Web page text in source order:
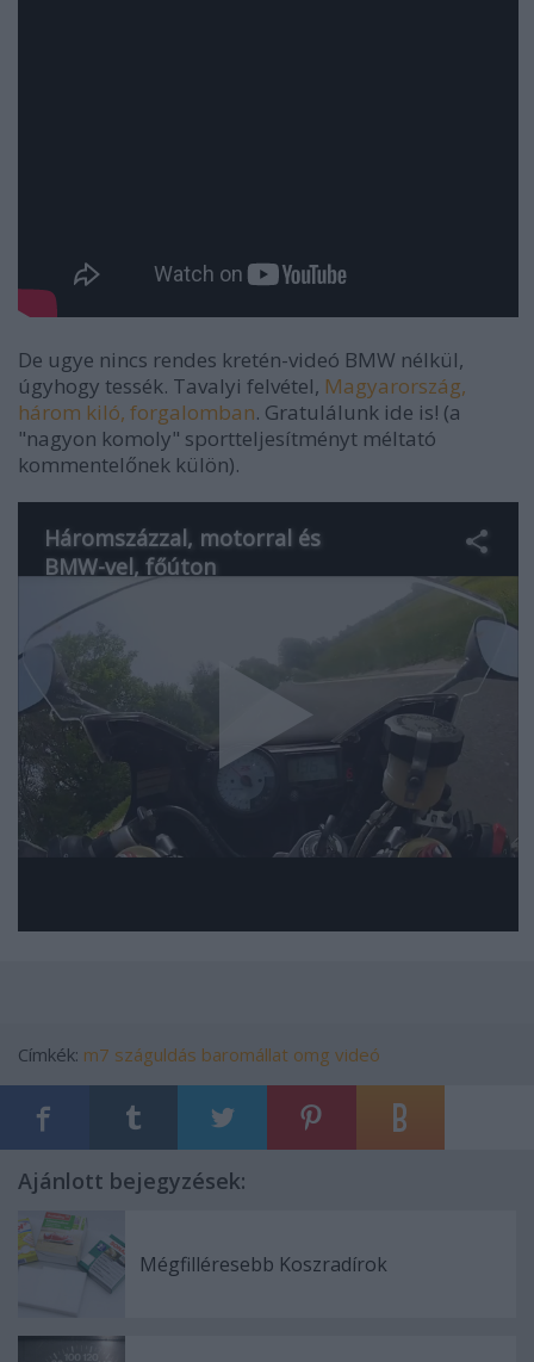
De ugye nincs rendes kretén-videó BMW nélkül,
úgyhogy tessék. Tavalyi felvétel, Magyarország,
három kiló, forgalomban. Gratulálunk ide is! (a
"nagyon komoly" sportteljesítményt méltató
kommentelőnek külön).
Címkék: m7 száguldás baromállat omg videó
Ajánlott bejegyzések:
Mégfilléresebb Koszradírok